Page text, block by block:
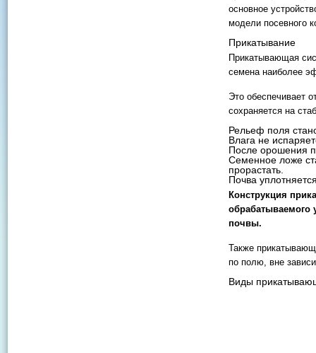
основное
модели посевного
Прикатывание
Прикатывающая
семена наиболее
Это обеспечивает
сохраняется на
Рельеф поля
Влага не
После орошения
Семенное ложе
прорастать.
Почва
Конструкция
обрабатываемого
почвы.
Также
по полю, вне
Виды